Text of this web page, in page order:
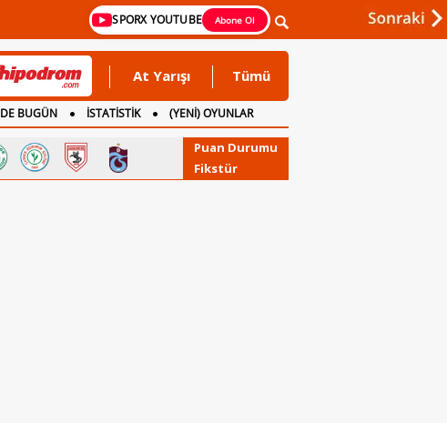
SPORX YOUTUBE Abone Ol
At Yarışı Tümü
BUGÜN İSTATİSTİK
(YENİ) OYUNLAR
Puan Durumu
Fikstür